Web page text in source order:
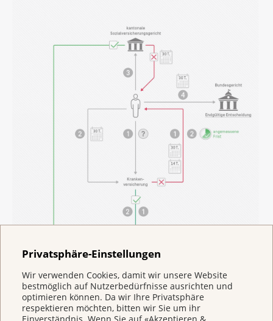
Privatsphäre-Einstellungen
Wir verwenden Cookies, damit wir unsere Website
bestmöglich auf Nutzerbedürfnisse ausrichten und
optimieren können. Da wir Ihre Privatsphäre
respektieren möchten, bitten wir Sie um ihr